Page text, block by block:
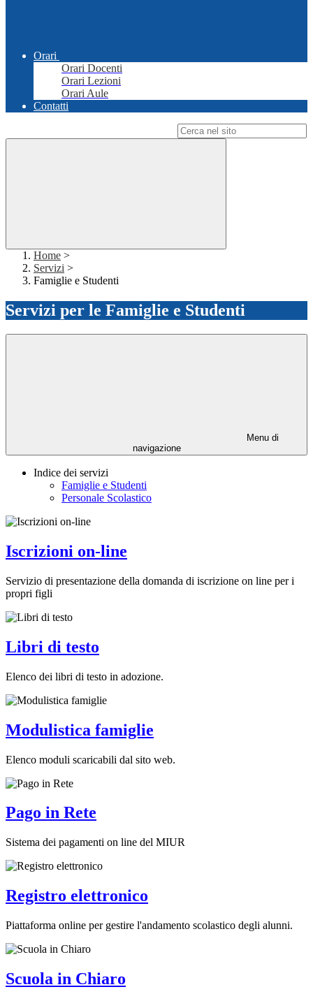
Orari
Orari Docenti
Orari Lezioni
Orari Aule
Contatti
Home >
Servizi >
Famiglie e Studenti
Servizi per le Famiglie e Studenti
Menu di
navigazione
Indice dei servizi
Famiglie e Studenti
Personale Scolastico
Iscrizioni on-line
Servizio di presentazione della domanda di iscrizione on line per i
propri figli
Libri di testo
Elenco dei libri di testo in adozione.
Modulistica famiglie
Elenco moduli scaricabili dal sito web.
Pago in Rete
Sistema dei pagamenti on line del MIUR
Registro elettronico
Piattaforma online per gestire l'andamento scolastico degli alunni.
Scuola in Chiaro